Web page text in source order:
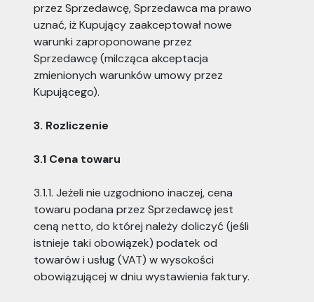
przez Sprzedawcę, Sprzedawca ma prawo
uznać, iż Kupujący zaakceptował nowe
warunki zaproponowane przez
Sprzedawcę (milcząca akceptacja
zmienionych warunków umowy przez
Kupującego).
3. Rozliczenie
3.1 Cena towaru
3.1.1. Jeżeli nie uzgodniono inaczej, cena
towaru podana przez Sprzedawcę jest
ceną netto, do której należy doliczyć (jeśli
istnieje taki obowiązek) podatek od
towarów i usług (VAT) w wysokości
obowiązującej w dniu wystawienia faktury.